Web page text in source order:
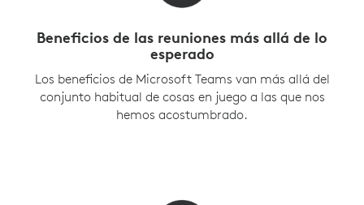
Beneficios de las reuniones más allá de lo
esperado
Los beneficios de Microsoft Teams van más allá del
conjunto habitual de cosas en juego a las que nos
hemos acostumbrado.